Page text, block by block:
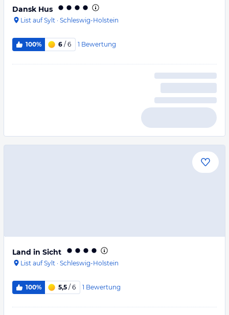
Dansk Hus
List auf Sylt · Schleswig-Holstein
100% 6 / 6 1 Bewertung
Land in Sicht
List auf Sylt · Schleswig-Holstein
100% 5,5 / 6 1 Bewertung